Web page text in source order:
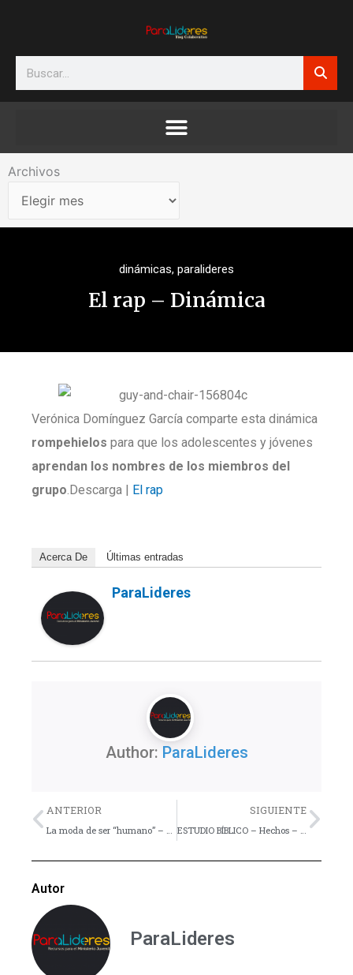
Search
Archivos
Archivos
dinámicas, paralideres
El rap – Dinámica
Verónica Domínguez García comparte esta dinámica
rompehielos para que los adolescentes y jóvenes
aprendan los nombres de los miembros del
grupo.Descarga | El rap
Acerca De Últimas entradas
ParaLideres
Author: ParaLideres
Previo
ANTERIOR SIGUIENTE
Autor
ParaLideres